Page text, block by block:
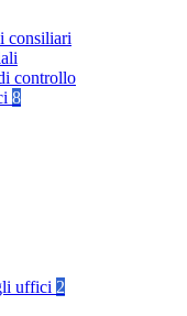
consiliari
controllo
8
uffici 2